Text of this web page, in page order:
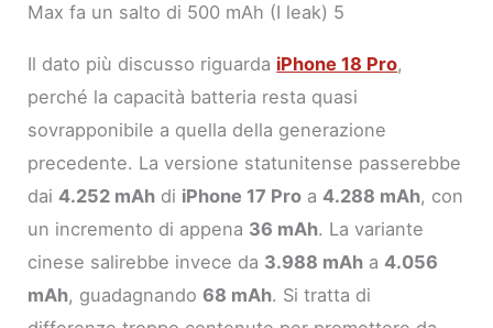
Max fa un salto di 500 mAh (I leak) 5
Il dato più discusso riguarda iPhone 18 Pro,
perché la capacità batteria resta quasi
sovrapponibile a quella della generazione
precedente. La versione statunitense passerebbe
dai4.252 mAh di iPhone 17 Pro a4.288 mAh, con
un incremento di appena 36 mAh. La variante
cinese salirebbe invece da 3.988 mAh a4.056
mAh, guadagnando68 mAh. Si tratta di